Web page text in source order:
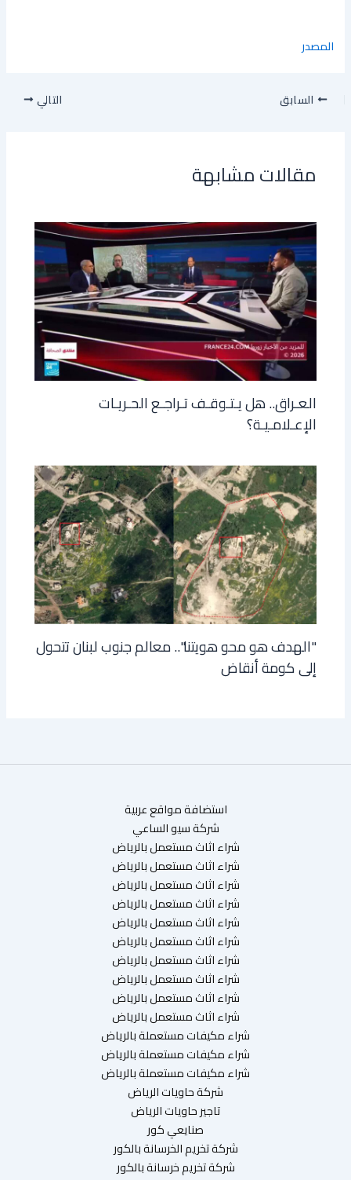
المصدر
السابق التالي
مقالات مشابهة
العـراق.. هل يـتـوقـف تـراجـع الحـريـات
الإعـلامـيـة؟
"الهدف هو محو هويتنا".. معالم جنوب لبنان تتحول
إلى كومة أنقاض
استضافة مواقع عربية
شركة سيو الساعي
شراء اثاث مستعمل بالرياض
شراء اثاث مستعمل بالرياض
شراء اثاث مستعمل بالرياض
شراء اثاث مستعمل بالرياض
شراء اثاث مستعمل بالرياض
شراء اثاث مستعمل بالرياض
شراء اثاث مستعمل بالرياض
شراء اثاث مستعمل بالرياض
شراء اثاث مستعمل بالرياض
شراء اثاث مستعمل بالرياض
شراء مكيفات مستعملة بالرياض
شراء مكيفات مستعملة بالرياض
شراء مكيفات مستعملة بالرياض
شركة حاويات الرياض
تاجير حاويات الرياض
صنايعي كور
شركة تخريم الخرسانة بالكور
شركة تخريم خرسانة بالكور